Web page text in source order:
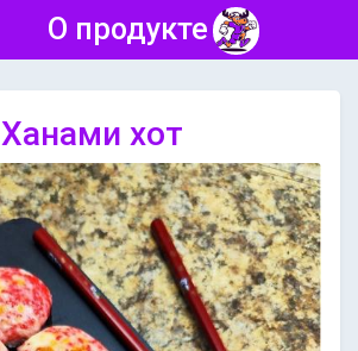
О продукте
Ханами хот